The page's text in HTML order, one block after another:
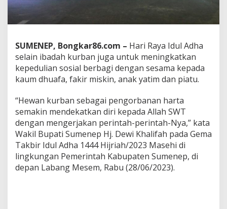
T
b
i
r
,
a
b
u
p
N
y
a
i
E
SUMENEP, Bongkar86.com – Hari Raya Idul Adha
selain ibadah kurban juga untuk meningkatkan
kepedulian sosial berbagi dengan sesama kepada
kaum dhuafa, fakir miskin, anak yatim dan piatu.
“Hewan kurban sebagai pengorbanan harta
semakin mendekatkan diri kepada Allah SWT
dengan mengerjakan perintah-perintah-Nya,” kata
Wakil Bupati Sumenep Hj. Dewi Khalifah pada Gema
Takbir Idul Adha 1444 Hijriah/2023 Masehi di
lingkungan Pemerintah Kabupaten Sumenep, di
depan Labang Mesem, Rabu (28/06/2023).